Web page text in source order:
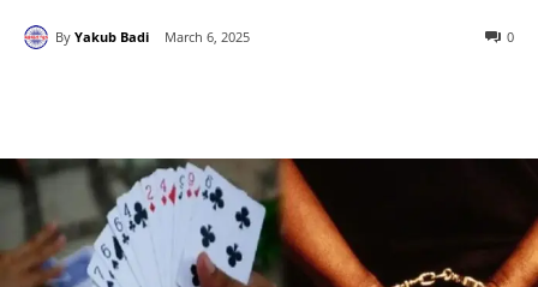
By Yakub Badi March 6, 2025 0